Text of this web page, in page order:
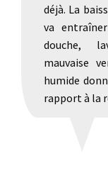
déjà. La
va
douche,
mauvaise
humide
rapport à la